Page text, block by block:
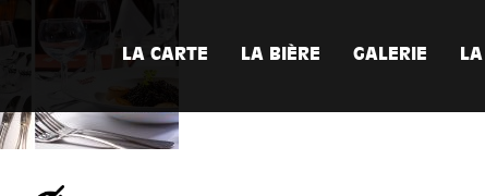
LA CARTE LA BIÈRE GALERIE LA